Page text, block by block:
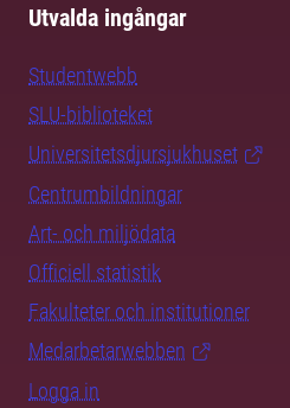
Utvalda ingångar
Studentwebb
SLU-biblioteket
Universitetsdjursjukhuset
Centrumbildningar
Art- och miljödata
Officiell statistik
Fakulteter och institutioner
Medarbetarwebben
Logga in